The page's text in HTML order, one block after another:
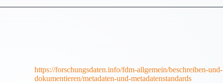
https://forschungsdaten.info/fdm-allgemein/beschreiben-und-
dokumentieren/metadaten-und-metadatenstandards